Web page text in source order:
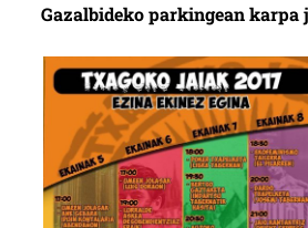
Gazalbideko parkingean karpa